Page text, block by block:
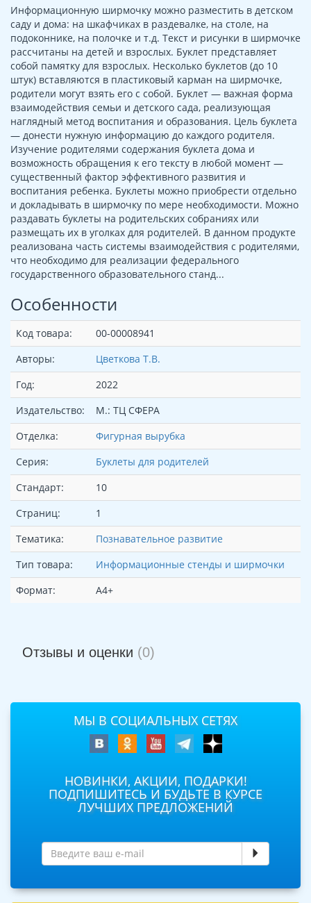
Информационную ширмочку можно разместить в детском
саду и дома: на шкафчиках в раздевалке, на столе, на
подоконнике, на полочке и т.д. Текст и рисунки в ширмочке
рассчитаны на детей и взрослых. Буклет представляет
собой памятку для взрослых. Несколько буклетов (до 10
штук) вставляются в пластиковый карман на ширмочке,
родители могут взять его с собой. Буклет — важная форма
взаимодействия семьи и детского сада, реализующая
наглядный метод воспитания и образования. Цель буклета
— донести нужную информацию до каждого родителя.
Изучение родителями содержания буклета дома и
возможность обращения к его тексту в любой момент —
существенный фактор эффективного развития и
воспитания ребенка. Буклеты можно приобрести отдельно
и докладывать в ширмочку по мере необходимости. Можно
раздавать буклеты на родительских собраниях или
размещать их в уголках для родителей. В данном продукте
реализована часть системы взаимодействия с родителями,
что необходимо для реализации федерального
государственного образовательного станд...
Особенности
Код товара:
00-00008941
Авторы:
Цветкова Т.В.
Год:
2022
Издательство:
М.: ТЦ СФЕРА
Отделка:
Фигурная вырубка
Серия:
Буклеты для родителей
Стандарт:
10
Страниц:
1
Тематика:
Познавательное развитие
Тип товара:
Информационные стенды и ширмочки
Формат:
А4+
Отзывы и оценки (0)
МЫ В СОЦИАЛЬНЫХ СЕТЯХ
НОВИНКИ, АКЦИИ, ПОДАРКИ!
ПОДПИШИТЕСЬ И БУДЬТЕ В КУРСЕ
ЛУЧШИХ ПРЕДЛОЖЕНИЙ